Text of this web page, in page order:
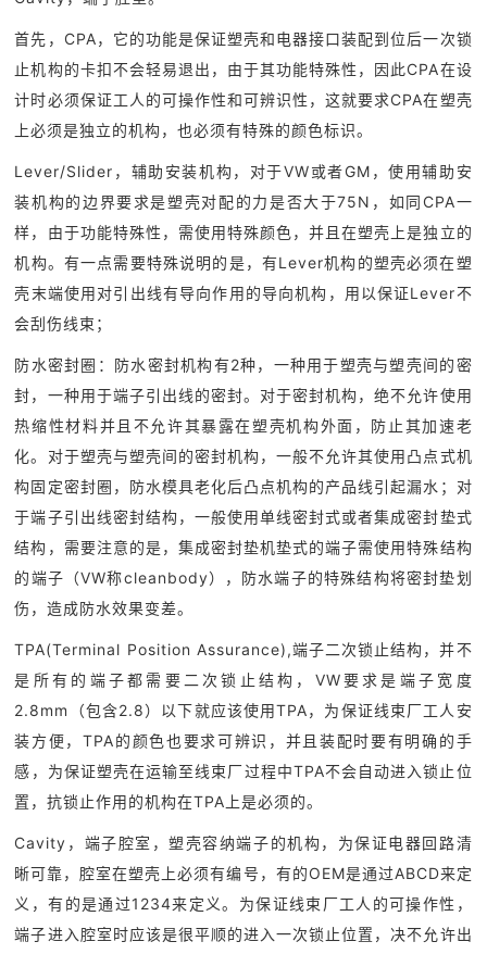
首先，CPA，它的功能是保证塑壳和电器接口装配到位后一次锁
止机构的卡扣不会轻易退出，由于其功能特殊性，因此CPA在设
计时必须保证工人的可操作性和可辨识性，这就要求CPA在塑壳
上必须是独立的机构，也必须有特殊的颜色标识。
Lever/Slider，辅助安装机构，对于VW或者GM，使用辅助安
装机构的边界要求是塑壳对配的力是否大于75N，如同CPA一
样，由于功能特殊性，需使用特殊颜色，并且在塑壳上是独立的
机构。有一点需要特殊说明的是，有Lever机构的塑壳必须在塑
壳末端使用对引出线有导向作用的导向机构，用以保证Lever不
会刮伤线束；
防水密封圈：防水密封机构有2种，一种用于塑壳与塑壳间的密
封，一种用于端子引出线的密封。对于密封机构，绝不允许使用
热缩性材料并且不允许其暴露在塑壳机构外面，防止其加速老
化。对于塑壳与塑壳间的密封机构，一般不允许其使用凸点式机
构固定密封圈，防水模具老化后凸点机构的产品线引起漏水；对
于端子引出线密封结构，一般使用单线密封式或者集成密封垫式
结构，需要注意的是，集成密封垫机垫式的端子需使用特殊结构
的端子（VW称cleanbody），防水端子的特殊结构将密封垫划
伤，造成防水效果变差。
TPA(Terminal Position Assurance),端子二次锁止结构，并不
是所有的端子都需要二次锁止结构，VW要求是端子宽度
2.8mm（包含2.8）以下就应该使用TPA，为保证线束厂工人安
装方便，TPA的颜色也要求可辨识，并且装配时要有明确的手
感，为保证塑壳在运输至线束厂过程中TPA不会自动进入锁止位
置，抗锁止作用的机构在TPA上是必须的。
Cavity，端子腔室，塑壳容纳端子的机构，为保证电器回路清
晰可靠，腔室在塑壳上必须有编号，有的OEM是通过ABCD来定
义，有的是通过1234来定义。为保证线束厂工人的可操作性，
端子进入腔室时应该是很平顺的进入一次锁止位置，决不允许出